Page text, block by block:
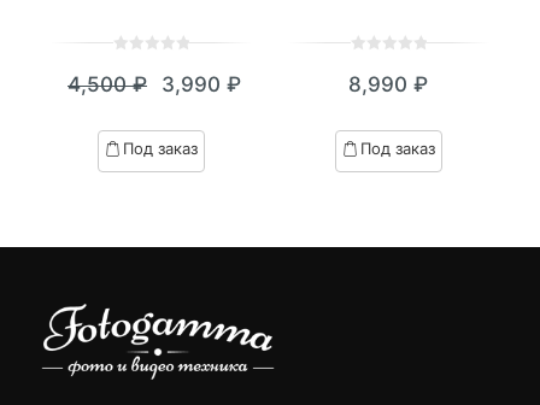
out
based
on
4,500₽
Первоначальная
цена
составляла
3,990 ₽
Текущая
цена:
3,990 ₽.
Под заказ
out
based
on
8,990 ₽
Под заказ